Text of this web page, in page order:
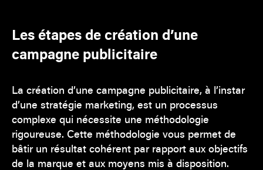
Les étapes de création d’une
campagne publicitaire
La création d’une campagne publicitaire, à l’instar
d’une stratégie marketing, est un processus
complexe qui nécessite une méthodologie
rigoureuse. Cette méthodologie vous permet de
bâtir un résultat cohérent par rapport aux objectifs
de la marque et aux moyens mis à disposition.